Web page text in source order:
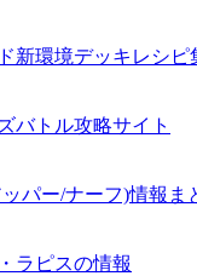
新環境デッキレシピ
バトル攻略サイト
パー/ナーフ)情報ま
ラピスの情報